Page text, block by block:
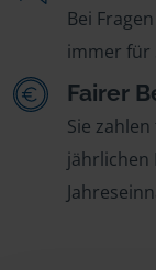
Bei
immer für
Fairer
Sie
jährlichen